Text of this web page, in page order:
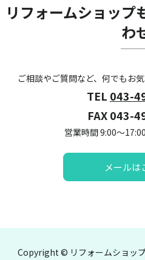
リフォームショップ
わ
ご相談やご質問など、何でもお
TEL 043-
FAX 043-
営業時間 9:00～
メールは
Copyright © リフォームショッ